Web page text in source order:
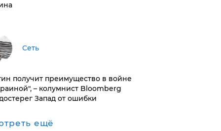
Сеть
получит преимущество в войне
– колумнист Bloomberg
Запад от ошибки
ещё